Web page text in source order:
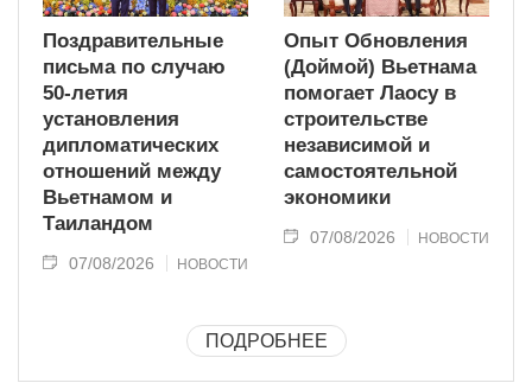
Поздравительные
письма по случаю
50-летия
установления
дипломатических
отношений между
Вьетнамом и
Таиландом
07/08/2026 НОВОСТИ
Опыт Обновления
(Доймой) Вьетнама
помогает Лаосу в
строительстве
независимой и
самостоятельной
экономики
07/08/2026 НОВОСТИ
ПОДРОБНЕЕ